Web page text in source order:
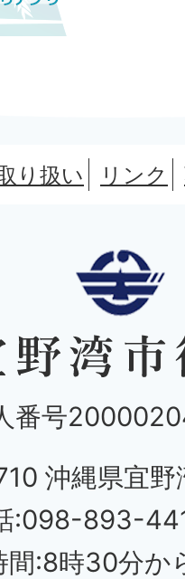
り扱い リンク
番号
沖縄県宜野
:098-893-
間:8時30分か